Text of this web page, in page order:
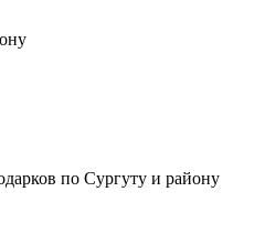
по Сургуту и району